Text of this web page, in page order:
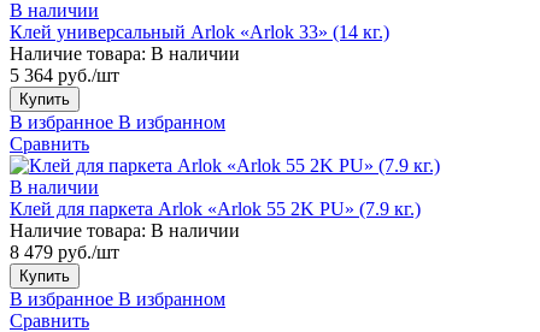
В наличии
Клей универсальный Arlok «Arlok 33» (14 кг.)
Наличие товара: В наличии
5 364 руб./шт
Купить
В избранное В избранном
Сравнить
В наличии
Клей для паркета Arlok «Arlok 55 2K PU» (7.9 кг.)
Наличие товара: В наличии
8 479 руб./шт
Купить
В избранное В избранном
Сравнить